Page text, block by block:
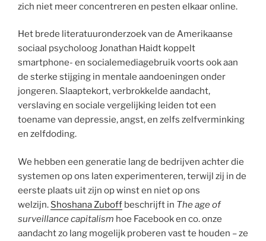
zich niet meer concentreren en pesten elkaar online.
Het brede literatuuronderzoek van de Amerikaanse
sociaal psycholoog Jonathan Haidt koppelt
smartphone- en sociale­mediagebruik voorts ook aan
de sterke stijging in mentale aandoeningen onder
jongeren. Slaaptekort, verbrokkelde aandacht,
verslaving en sociale vergelijking leiden tot een
toename van depressie, angst, en zelfs zelfverminking
en zelfdoding.
We hebben een generatie lang de bedrijven achter die
systemen op ons laten experimenteren, terwijl zij in de
eerste plaats uit zijn op winst en niet op ons
welzijn. Sho­shana Zuboff beschrijft in The age of
surveillance capitalism hoe Facebook en co. onze
aandacht zo lang mogelijk proberen vast te houden – ze